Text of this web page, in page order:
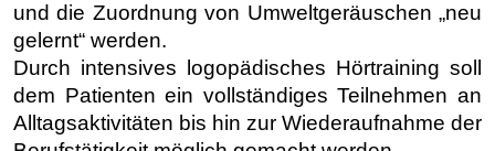
und die Zuordnung von Umweltgeräuschen „neu
gelernt“ werden.
Durch intensives logopädisches Hörtraining soll
dem Patienten ein vollständiges Teilnehmen an
Alltagsaktivitäten bis hin zur Wiederaufnahme der